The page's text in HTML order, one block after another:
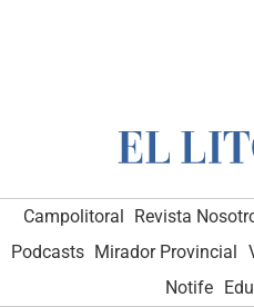
Campolitoral Revista
Podcasts Mirador Provincial
Notife